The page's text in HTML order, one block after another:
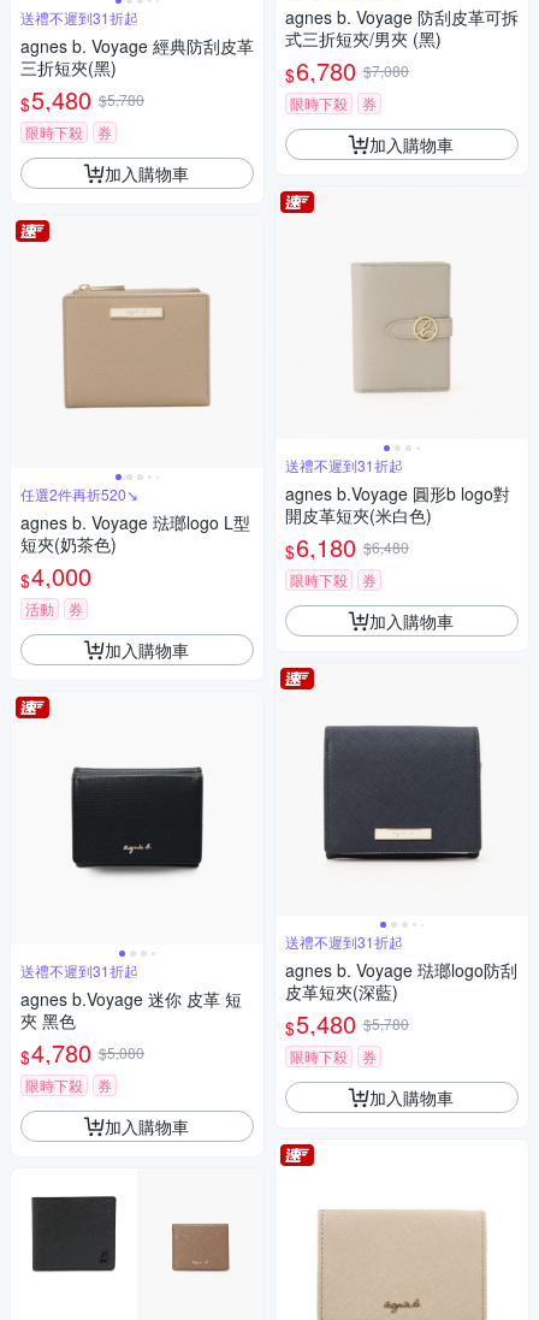
送禮不遲到31折起
agnes b. Voyage 經典防刮皮革
三折短夾(黑)
$5,480 $5,780
限時下殺
券
加入購物車
任選2件再折520↘
agnes b. Voyage 琺瑯logo L型
短夾(奶茶色)
$4,000
活動 券
加入購物車
送禮不遲到31折起
agnes b.Voyage 迷你 皮革 短
夾 黑色
$4,780 $5,080
限時下殺
券
加入購物車
agnes b. Voyage 防刮皮革可拆
式三折短夾/男夾 (黑)
$6,780 $7,080
限時下殺
券
加入購物車
送禮不遲到31折起
agnes b.Voyage 圓形b logo對
開皮革短夾(米白色)
$6,180 $6,480
限時下殺
券
加入購物車
送禮不遲到31折起
agnes b. Voyage 琺瑯logo防刮
皮革短夾(深藍)
$5,480 $5,780
限時下殺
券
加入購物車